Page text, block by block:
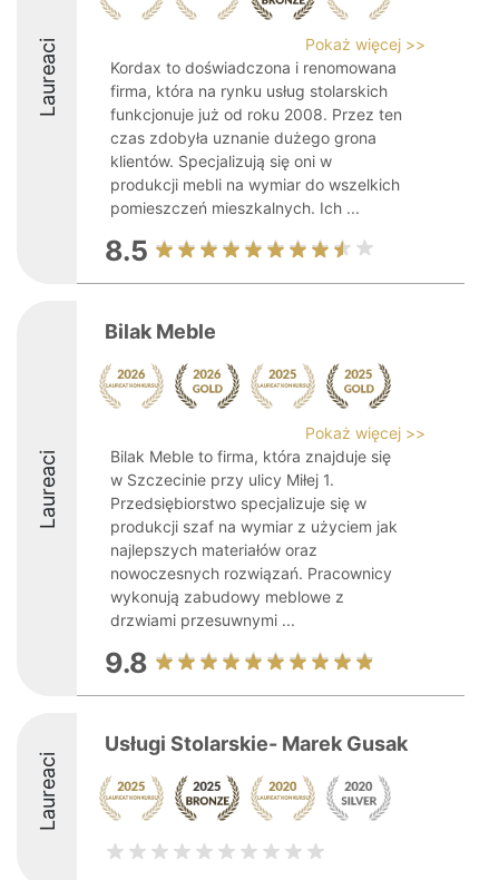
Laureaci
Pokaż więcej >>
Kordax to doświadczona i renomowana
firma, która na rynku usług stolarskich
funkcjonuje już od roku 2008. Przez ten
czas zdobyła uznanie dużego grona
klientów. Specjalizują się oni w
produkcji mebli na wymiar do wszelkich
pomieszczeń mieszkalnych. Ich ...
8.5
Laureaci
Bilak Meble
Pokaż więcej >>
Bilak Meble to firma, która znajduje się
w Szczecinie przy ulicy Miłej 1.
Przedsiębiorstwo specjalizuje się w
produkcji szaf na wymiar z użyciem jak
najlepszych materiałów oraz
nowoczesnych rozwiązań. Pracownicy
wykonują zabudowy meblowe z
drzwiami przesuwnymi ...
9.8
Laureaci
Usługi Stolarskie- Marek Gusak